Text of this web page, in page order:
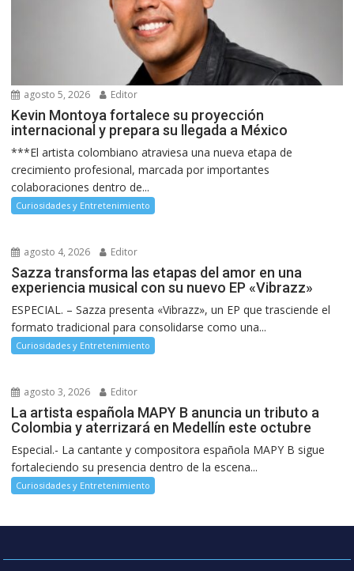
agosto 5, 2026 Editor
Kevin Montoya fortalece su proyección
internacional y prepara su llegada a México
***El artista colombiano atraviesa una nueva etapa de
crecimiento profesional, marcada por importantes
colaboraciones dentro de...
Curiosidades y Entretenimiento
agosto 4, 2026 Editor
Sazza transforma las etapas del amor en una
experiencia musical con su nuevo EP «Vibrazz»
ESPECIAL. – Sazza presenta «Vibrazz», un EP que trasciende el
formato tradicional para consolidarse como una...
Curiosidades y Entretenimiento
agosto 3, 2026 Editor
La artista española MAPY B anuncia un tributo a
Colombia y aterrizará en Medellín este octubre
Especial.- La cantante y compositora española MAPY B sigue
fortaleciendo su presencia dentro de la escena...
Curiosidades y Entretenimiento